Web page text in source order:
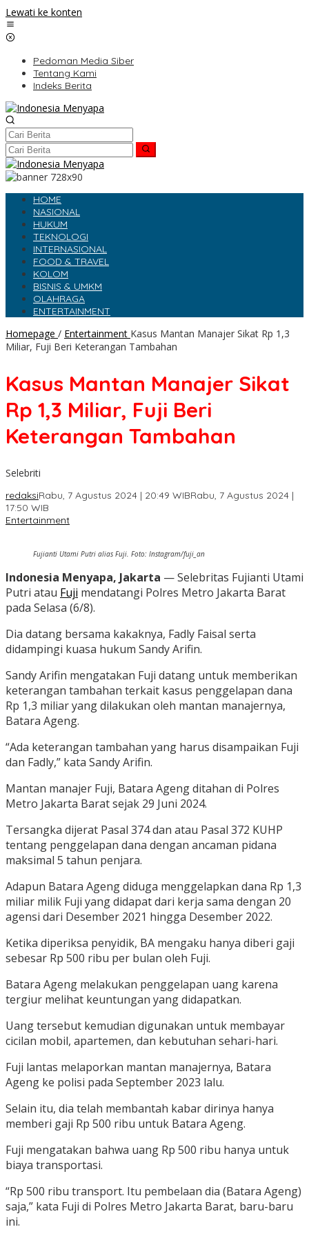
Lewati ke konten
Pedoman Media Siber
Tentang Kami
Indeks Berita
HOME
NASIONAL
HUKUM
TEKNOLOGI
INTERNASIONAL
FOOD & TRAVEL
KOLOM
BISNIS & UMKM
OLAHRAGA
ENTERTAINMENT
Homepage / Entertainment Kasus Mantan Manajer Sikat Rp 1,3
Miliar, Fuji Beri Keterangan Tambahan
Kasus Mantan Manajer Sikat
Rp 1,3 Miliar, Fuji Beri
Keterangan Tambahan
Selebriti
redaksiRabu, 7 Agustus 2024 | 20:49 WIBRabu, 7 Agustus 2024 |
17:50 WIB
Entertainment
Fujianti Utami Putri alias Fuji. Foto: Instagram/fuji_an
Indonesia Menyapa, Jakarta — Selebritas Fujianti Utami
Putri atau Fuji mendatangi Polres Metro Jakarta Barat
pada Selasa (6/8).
Dia datang bersama kakaknya, Fadly Faisal serta
didampingi kuasa hukum Sandy Arifin.
Sandy Arifin mengatakan Fuji datang untuk memberikan
keterangan tambahan terkait kasus penggelapan dana
Rp 1,3 miliar yang dilakukan oleh mantan manajernya,
Batara Ageng.
“Ada keterangan tambahan yang harus disampaikan Fuji
dan Fadly,” kata Sandy Arifin.
Mantan manajer Fuji, Batara Ageng ditahan di Polres
Metro Jakarta Barat sejak 29 Juni 2024.
Tersangka dijerat Pasal 374 dan atau Pasal 372 KUHP
tentang penggelapan dana dengan ancaman pidana
maksimal 5 tahun penjara.
Adapun Batara Ageng diduga menggelapkan dana Rp 1,3
miliar milik Fuji yang didapat dari kerja sama dengan 20
agensi dari Desember 2021 hingga Desember 2022.
Ketika diperiksa penyidik, BA mengaku hanya diberi gaji
sebesar Rp 500 ribu per bulan oleh Fuji.
Batara Ageng melakukan penggelapan uang karena
tergiur melihat keuntungan yang didapatkan.
Uang tersebut kemudian digunakan untuk membayar
cicilan mobil, apartemen, dan kebutuhan sehari-hari.
Fuji lantas melaporkan mantan manajernya, Batara
Ageng ke polisi pada September 2023 lalu.
Selain itu, dia telah membantah kabar dirinya hanya
memberi gaji Rp 500 ribu untuk Batara Ageng.
Fuji mengatakan bahwa uang Rp 500 ribu hanya untuk
biaya transportasi.
“Rp 500 ribu transport. Itu pembelaan dia (Batara Ageng)
saja,” kata Fuji di Polres Metro Jakarta Barat, baru-baru
ini.